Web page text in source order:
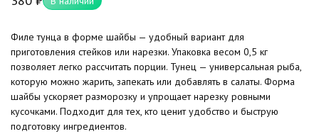
Филе тунца в форме шайбы — удобный вариант для
приготовления стейков или нарезки. Упаковка весом 0,5 кг
позволяет легко рассчитать порции. Тунец — универсальная рыба,
которую можно жарить, запекать или добавлять в салаты. Форма
шайбы ускоряет разморозку и упрощает нарезку ровными
кусочками. Подходит для тех, кто ценит удобство и быструю
подготовку ингредиентов.